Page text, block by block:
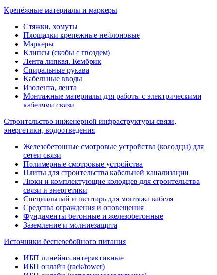
Крепёжные материалы и маркеры
Стяжки, хомуты
Площадки крепежные нейлоновые
Маркеры
Клипсы (скобы с гвоздем)
Лента липкая. Кембрик
Спиральные рукава
Кабельные вводы
Изолента, лента
Монтажные материалы для работы с электрическими
кабелями связи
Строительство инженерной инфраструктуры связи,
энергетики, водоотведения
Железобетонные смотровые устройства (колодцы) для
сетей связи
Полимерные смотровые устройства
Плиты для строительства кабельной канализации
Люки и комплектующие колодцев для строительства
связи и энергетики
Специальный инвентарь для монтажа кабеля
Средства ограждения и оповещения
Фундаменты бетонные и железобетонные
Заземление и молниезащита
Источники бесперебойного питания
ИБП линейно-интерактивные
ИБП онлайн (rack/tower)